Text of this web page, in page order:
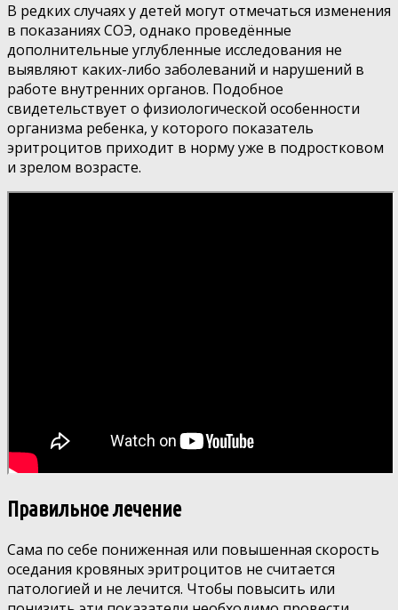
В редких случаях у детей могут отмечаться изменения
в показаниях СОЭ, однако проведённые
дополнительные углубленные исследования не
выявляют каких-либо заболеваний и нарушений в
работе внутренних органов. Подобное
свидетельствует о физиологической особенности
организма ребенка, у которого показатель
эритроцитов приходит в норму уже в подростковом
и зрелом возрасте.
Правильное лечение
Сама по себе пониженная или повышенная скорость
оседания кровяных эритроцитов не считается
патологией и не лечится. Чтобы повысить или